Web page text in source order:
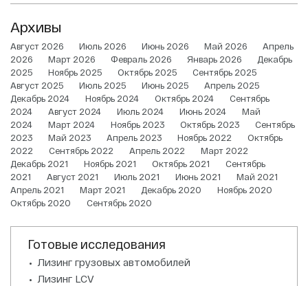
Архивы
Август 2026 Июль 2026 Июнь 2026 Май 2026
Апрель
2026
Март 2026 Февраль 2026 Январь 2026
Декабрь
2025
Ноябрь 2025 Октябрь 2025
Сентябрь 2025
Август 2025
Июль 2025 Июнь 2025
Апрель 2025
Декабрь 2024
Ноябрь 2024 Октябрь 2024
Сентябрь
2024
Август 2024 Июль 2024 Июнь 2024
Май
2024
Март 2024 Ноябрь 2023 Октябрь 2023
Сентябрь
2023
Май 2023 Апрель 2023 Ноябрь 2022
Октябрь
2022
Сентябрь 2022 Апрель 2022
Март 2022
Декабрь 2021
Ноябрь 2021 Октябрь 2021
Сентябрь
2021
Август 2021 Июль 2021 Июнь 2021
Май 2021
Апрель 2021
Март 2021 Декабрь 2020
Ноябрь 2020
Октябрь 2020
Сентябрь 2020
Готовые исследования
Лизинг грузовых автомобилей
Лизинг LCV